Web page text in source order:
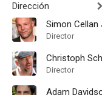
Dirección
Director
Christoph
Director
Adam